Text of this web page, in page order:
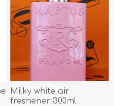
Milky white air
freshener 300ml